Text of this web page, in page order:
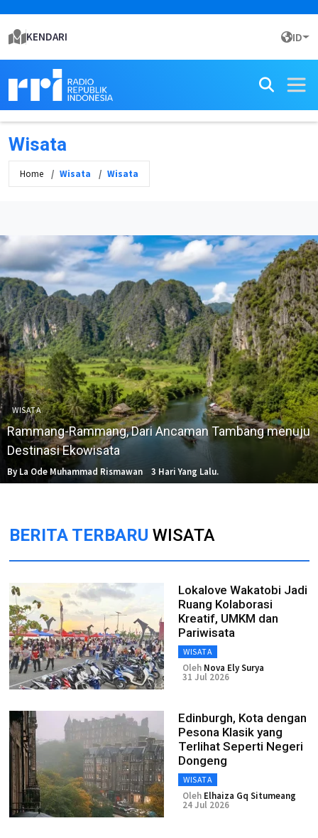
KENDARI ID
Wisata
Home Wisata Wisata
WISATA
Rammang-Rammang, Dari Ancaman Tambang menuju
Destinasi Ekowisata
By La Ode Muhammad Rismawan 3 Hari Yang Lalu.
BERITA TERBARU WISATA
Lokalove Wakatobi Jadi
Ruang Kolaborasi
Kreatif, UMKM dan
Pariwisata
WISATA
Oleh Nova Ely Surya
31 Jul 2026
Edinburgh, Kota dengan
Pesona Klasik yang
Terlihat Seperti Negeri
Dongeng
WISATA
Oleh Elhaiza Gq Situmeang
24 Jul 2026